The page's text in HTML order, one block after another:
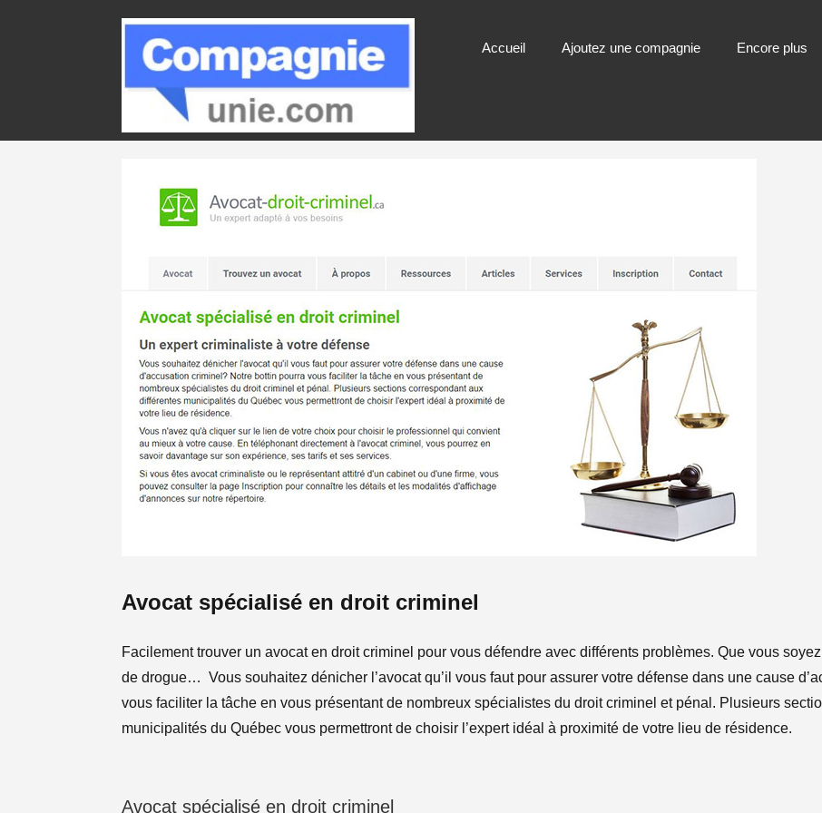
Accueil Ajoutez une compagnie Encore plus
Avocat spécialisé en droit criminel
Facilement trouver un avocat en droit criminel pour vous défendre avec différents problèmes. Que vous
de drogue… Vous souhaitez dénicher l’avocat qu’il vous faut pour assurer votre défense dans une cause
vous faciliter la tâche en vous présentant de nombreux spécialistes du droit criminel et pénal. Plusieurs
municipalités du Québec vous permettront de choisir l’expert idéal à proximité de votre lieu de résidence.
Avocat spécialisé en droit criminel